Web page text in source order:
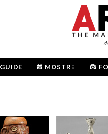
GUIDE MOSTRE